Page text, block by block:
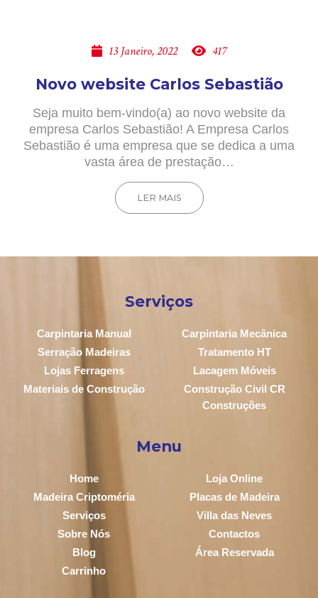
13 Janeiro, 2022 417
Novo website Carlos Sebastião
Seja muito bem-vindo(a) ao novo website da
empresa Carlos Sebastião! A Empresa Carlos
Sebastião é uma empresa que se dedica a uma
vasta área de prestação…
LER MAIS
Serviços
Carpintaria Manual
Carpintaria Mecânica
Serração Madeiras
Tratamento HT
Lojas Ferragens
Lacagem Móveis
Materiais de Construção
Construção Civil CR
Construções
Menu
Home
Loja Online
Madeira Criptoméria
Placas de Madeira
Serviços
Villa das Neves
Sobre Nós
Contactos
Blog
Área Reservada
Carrinho